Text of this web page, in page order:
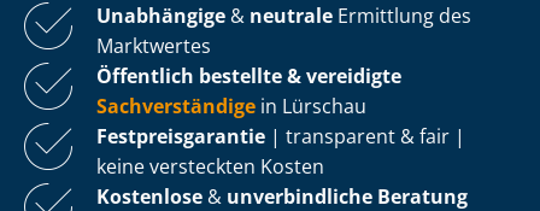
Unabhängige & neutrale Ermittlung des
Marktwertes
Öffentlich bestellte & vereidigte
Sachverständige in Lürschau
Fest­preis­ga­ran­tie | transparent & fair |
keine versteckten Kosten
Kostenlose & unverbindliche Beratung